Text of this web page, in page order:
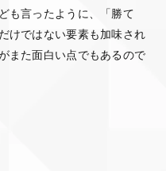
も言ったように、「勝て
けではない要素も加味され
また面白い点でもあるので